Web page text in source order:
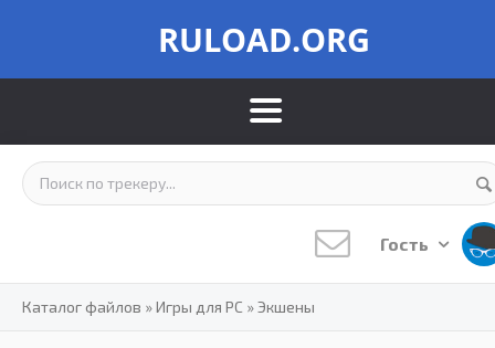
RULOAD.ORG
Гость
Каталог файлов »Игры для PC »Экшены